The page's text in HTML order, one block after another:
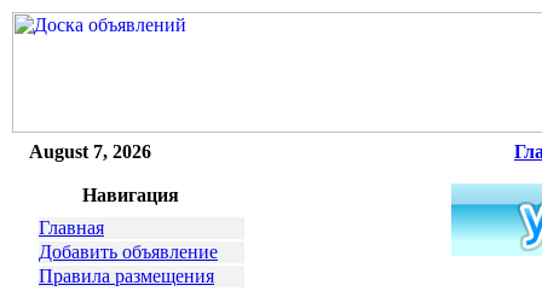
August 7, 2026
Навигация
Главная
Добавить объявление
Правила размещения